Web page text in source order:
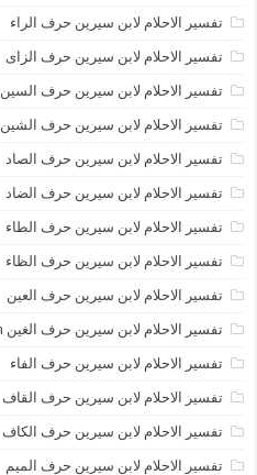
تفسير الاحلام لابن سيرين حرف الراء
تفسير الاحلام لابن سيرين حرف الزاى
تفسير الاحلام لابن سيرين حرف السين
تفسير الاحلام لابن سيرين حرف الشين
تفسير الاحلام لابن سيرين حرف الصاد
تفسير الاحلام لابن سيرين حرف الضاد
تفسير الاحلام لابن سيرين حرف الطاء
تفسير الاحلام لابن سيرين حرف الظاء
تفسير الاحلام لابن سيرين حرف العين
تفسير الاحلام لابن سيرين حرف الغين tafsir ahlam
تفسير الاحلام لابن سيرين حرف الفاء
تفسير الاحلام لابن سيرين حرف القاف
تفسير الاحلام لابن سيرين حرف الكاف
تفسير الاحلام لابن سيرين حرف الميم